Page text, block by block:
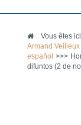
Vous êtes
Armand Veilleux
español
>>>
difuntos (2 de